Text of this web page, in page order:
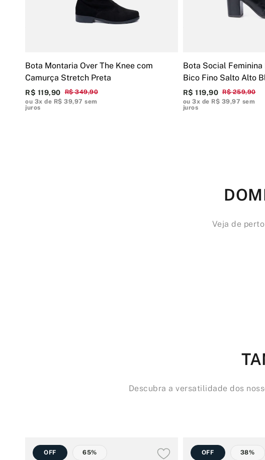
Bota Montaria Over The Knee com
Camurça Stretch Preta
R$ 349,90
R$ 119,90
ou 3x de R$ 39,97 sem
juros
Bota Social Feminina
Bico Fino Salto Alto
R$ 259,90
R$ 119,90
ou 3x de R$ 39,97 sem
juros
Veja de
Descubra a versatilidade dos
OFF 65% OFF 38%